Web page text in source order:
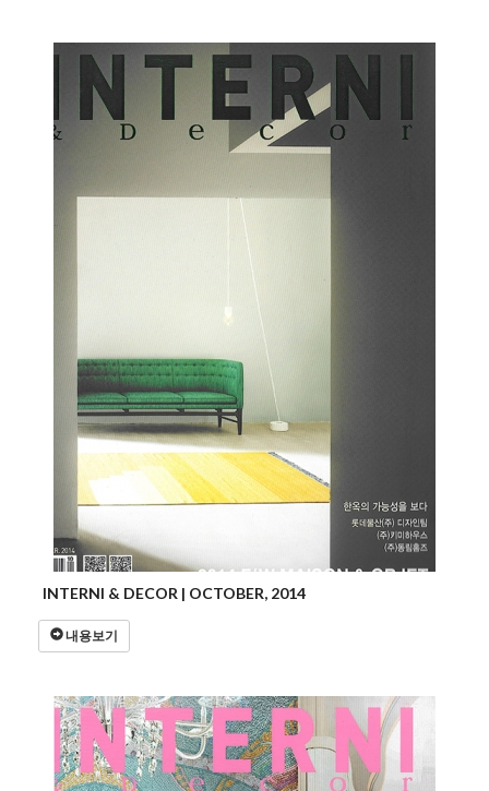
INTERNI & DECOR | OCTOBER, 2014
내용보기